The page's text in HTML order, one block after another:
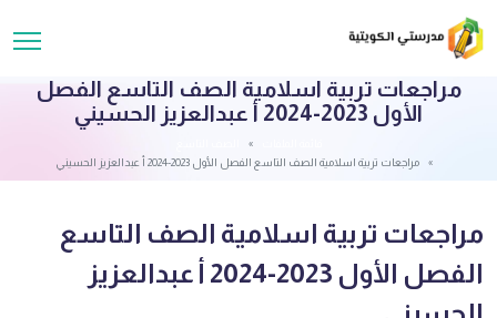
مراجعات تربية اسلامية الصف التاسع الفصل
الأول 2023-2024 أ عبدالعزيز الحسيني
مراجعات تربية اسلامية الصف التاسع الفصل الأول 2023-2024 أ عبدالعزيز الحسيني
مراجعات تربية اسلامية الصف التاسع
الفصل الأول 2023-2024 أ عبدالعزيز